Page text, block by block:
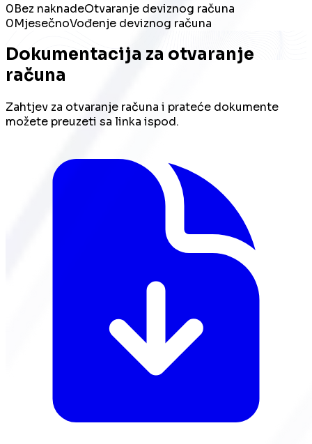
0Bez naknadeOtvaranje deviznog računa
0MjesečnoVođenje deviznog računa
Dokumentacija za otvaranje
računa
Zahtjev za otvaranje računa i prateće dokumente
možete preuzeti sa linka ispod.